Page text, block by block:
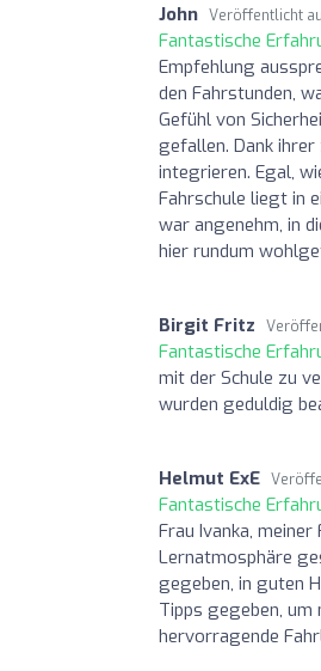
John Veröffentlicht
Fantastische
Empfehlung
den Fahrstunden,
Gefühl von
gefallen. Dank
integrieren. Egal,
Fahrschule liegt in
war angenehm, in
hier rundum
Birgit Fritz
Fantastische
mit der Schule zu
wurden geduldig
Helmut ExE
Fantastische
Frau Ivanka,
Lernatmosphäre
gegeben, in guten
Tipps gegeben, um
hervorragende